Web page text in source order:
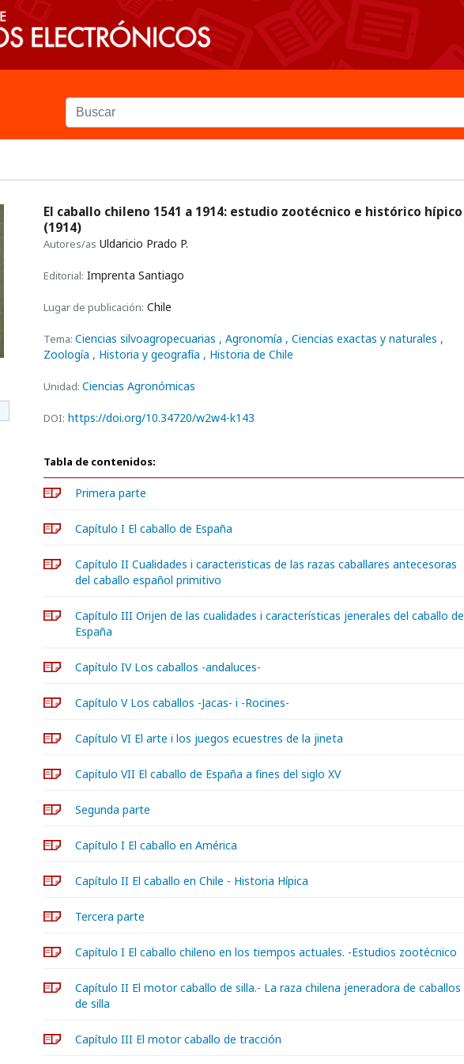
El caballo chileno 1541 a 1914: estudio zootécnico e histórico hípico
(1914)
Autores/as Uldaricio Prado P.
Editorial: Imprenta Santiago
Lugar de publicación: Chile
Tema: Ciencias silvoagropecuarias , Agronomía , Ciencias exactas y naturales ,
Zoología , Historia y geografía , Historia de Chile
Unidad: Ciencias Agronómicas
DOI: https://doi.org/10.34720/w2w4-k143
Tabla de contenidos:
Primera parte
Capítulo I El caballo de España
Capítulo II Cualidades i caracteristicas de las razas caballares antecesoras
del caballo español primitivo
Capítulo III Orijen de las cualidades i características jenerales del caballo de
España
Capítulo IV Los caballos -andaluces-
Capítulo V Los caballos -Jacas- i -Rocines-
Capítulo VI El arte i los juegos ecuestres de la jineta
Capítulo VII El caballo de España a fines del siglo XV
Segunda parte
Capítulo I El caballo en América
Capítulo II El caballo en Chile - Historia Hípica
Tercera parte
Capítulo I El caballo chileno en los tiempos actuales. -Estudios zootécnico
Capítulo II El motor caballo de silla.- La raza chilena jeneradora de caballos
de silla
Capítulo III El motor caballo de tracción